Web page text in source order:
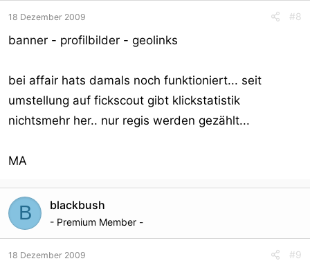
18 Dezember 2009 #8
banner - profilbilder - geolinks
bei affair hats damals noch funktioniert... seit
umstellung auf fickscout gibt klickstatistik
nichtsmehr her.. nur regis werden gezählt...
MA
B blackbush
- Premium Member -
18 Dezember 2009 #9